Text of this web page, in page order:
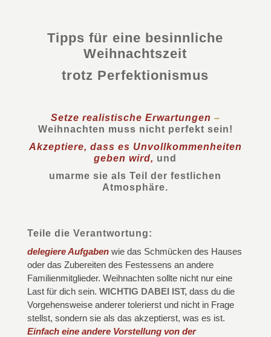
Tipps für eine besinnliche
Weihnachtszeit
trotz Perfektionismus
Setze realistische Erwartungen –
Weihnachten muss nicht perfekt sein!
Akzeptiere, dass es Unvollkommenheiten
geben wird, und
umarme sie als Teil der festlichen
Atmosphäre.
Teile die Verantwortung:
delegiere Aufgabenwie das Schmücken des Hauses
oder das Zubereiten des Festessens an andere
Familienmitglieder. Weihnachten sollte nicht nur eine
Last für dich sein. WICHTIG DABEI IST,dass du die
Vorgehensweise anderer tolerierst und nicht in Frage
stellst, sondern sie als das akzeptierst, was es ist.
Einfach eine andere Vorstellung von der